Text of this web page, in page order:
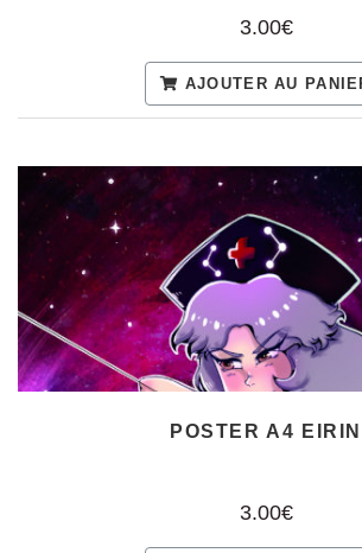
3.00€
AJOUTER AU
POSTER A4 EIRIN
3.00€